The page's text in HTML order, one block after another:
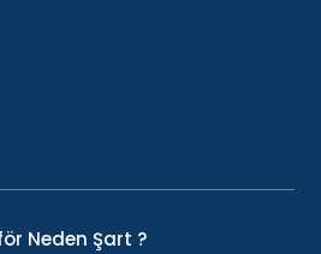
Neden Şart ?